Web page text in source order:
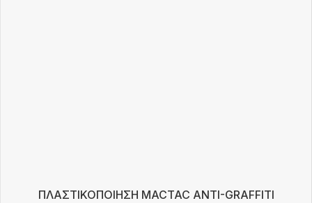
ΠΛΑΣΤΙΚΟΠΟΊΗΣΗ MACTAC ANTI-GRAFFITI